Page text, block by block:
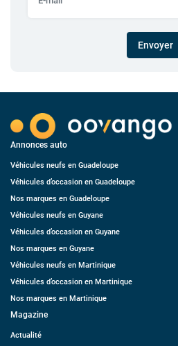
Envoyer
Annonces auto
Véhicules neufs en Guadeloupe
Véhicules d’occasion en Guadeloupe
Nos marques en Guadeloupe
Véhicules neufs en Guyane
Véhicules d’occasion en Guyane
Nos marques en Guyane
Véhicules neufs en Martinique
Véhicules d’occasion en Martinique
Nos marques en Martinique
Magazine
Actualité